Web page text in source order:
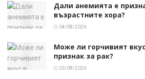
Дали анемията е
възрастните хора?
04/08/2026
Може ли горчивият
признак за рак?
03/08/2026